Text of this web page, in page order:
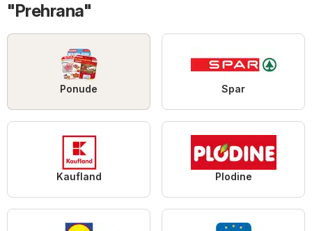
"Prehrana"
Ponude Spar
Kaufland Plodine